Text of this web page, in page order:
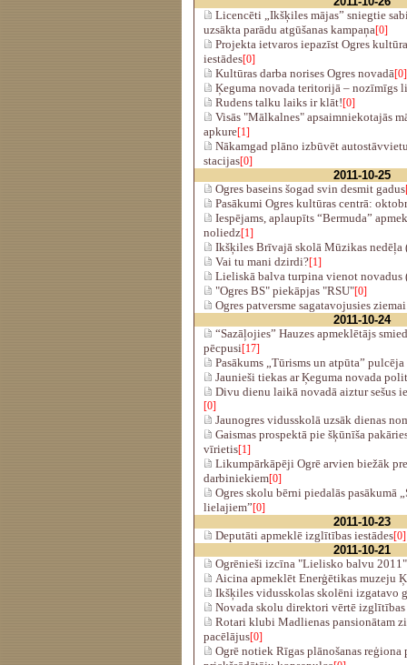
Licencēti „Ikšķiles mājas” sniegtie
uzsākta parādu atgūšanas kampaņa[0]
Projekta ietvaros iepazīst Ogres
iestādes[0]
Kultūras darba norises Ogres novadā[0]
Ķeguma novada teritorijā – nozīmīgs
Rudens talku laiks ir klāt![0]
Visās "Mālkalnes" apsaimniekotajās
apkure[1]
Nākamgad plāno izbūvēt
stacijas[0]
2011-10-25
Ogres baseins šogad svin desmit gadus
Pasākumi Ogres kultūras centrā:
Iespējams, aplaupīts “Bermuda”
noliedz[1]
Ikšķiles Brīvajā skolā Mūzikas nedēļa
Vai tu mani dzirdi?[1]
Lieliskā balva turpina vienot novadus
"Ogres BS" piekāpjas "RSU"[0]
Ogres patversme sagatavojusies
2011-10-24
“Sazāļojies” Hauzes apmeklētājs
pēcpusi[17]
Pasākums „Tūrisms un atpūta”
Jaunieši tiekas ar Ķeguma novada
Divu dienu laikā novadā aiztur sešus
[0]
Jaunogres vidusskolā uzsāk dienas
Gaismas prospektā pie šķūnīša
vīrietis[1]
Likumpārkāpēji Ogrē arvien biežāk
darbiniekiem[0]
Ogres skolu bērni piedalās pasākumā
lielajiem”[0]
2011-10-23
Deputāti apmeklē izglītības iestādes[0]
2011-10-21
Ogrēnieši izcīna "Lielisko balvu
Aicina apmeklēt Enerģētikas muzeju
Ikšķiles vidusskolas skolēni izgatavo
Novada skolu direktori vērtē izglītības
Rotari klubi Madlienas pansionātam
pacēlājus[0]
Ogrē notiek Rīgas plānošanas reģiona